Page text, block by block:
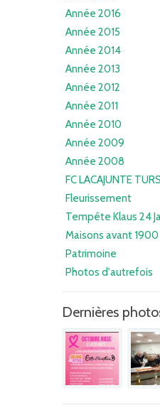
Année 2016
Année 2015
Année 2014
Année 2013
Année 2012
Année 2011
Année 2010
Année 2009
Année 2008
FC LACAJUNTE
Fleurissement
Tempête Klaus 24
Maisons avant 1900
Patrimoine
Photos d'autrefois
Dernières